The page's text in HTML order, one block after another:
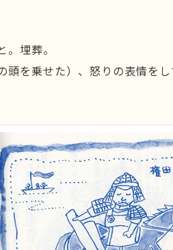
埋葬。
を乗せた）、怒りの表情をし